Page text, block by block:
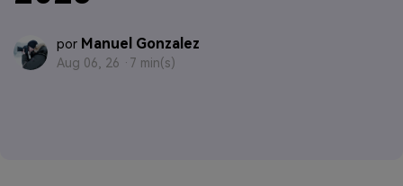
por Manuel Gonzalez
Aug 06, 26 · 7 min(s)